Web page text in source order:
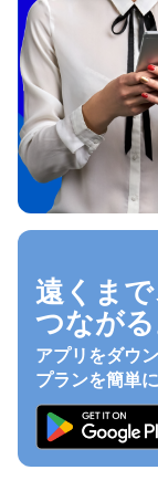
遠くま
つながる
アプリをダウ
プランを簡単